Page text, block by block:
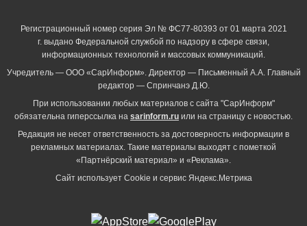
Регистрационный номер серия Эл № ФС77-80393 от 01 марта 2021
г. выдано Федеральной службой по надзору в сфере связи,
информационных технологий и массовых коммуникаций.
Учредитель — ООО «СарИнформ». Директор — Письменный А.А. Главный
редактор — Спринчанэ Д.Ю.
При использовании любых материалов с сайта "СарИнформ"
обязательна гиперссылка на sarinform.ru или на страницу с новостью.
Редакция не несет ответственность за достоверность информации в
рекламных материалах. Такие материалы выходят с пометкой
«Партнёрский материал» и «Реклама».
Сайт использует Cookie и сервиc Яндекс.Метрика